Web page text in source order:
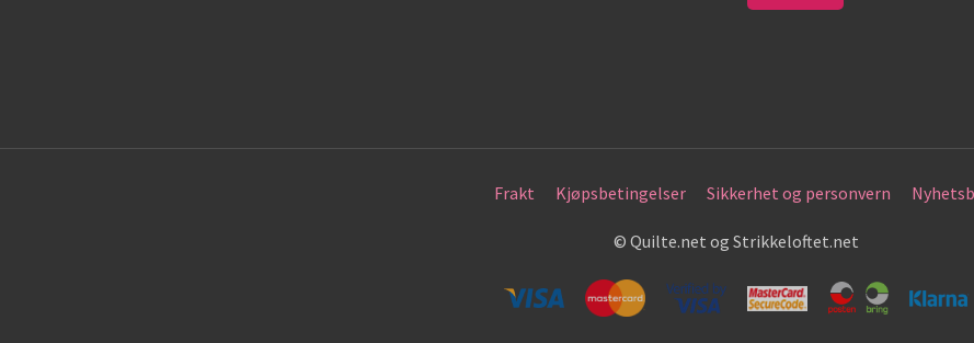
Frakt Kjøpsbetingelser Sikkerhet og personvern
© Quilte.net og Strikkeloftet.net